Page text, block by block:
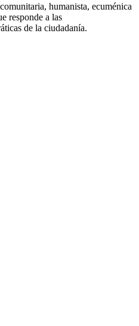
humanista, ecuménica
responde a las
de la ciudadanía.